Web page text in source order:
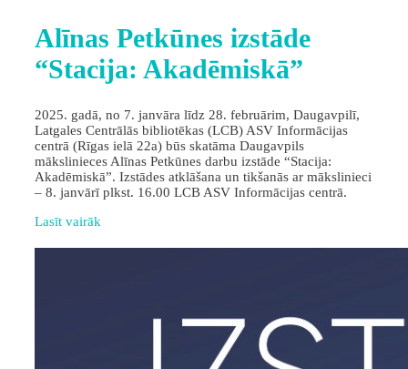
Alīnas Petkūnes izstāde
“Stacija: Akadēmiskā”
2025. gadā, no 7. janvāra līdz 28. februārim, Daugavpilī,
Latgales Centrālās bibliotēkas (LCB) ASV Informācijas
centrā (Rīgas ielā 22a) būs skatāma Daugavpils
mākslinieces Alīnas Petkūnes darbu izstāde “Stacija:
Akadēmiskā”. Izstādes atklāšana un tikšanās ar mākslinieci
– 8. janvārī plkst. 16.00 LCB ASV Informācijas centrā.
Lasīt vairāk